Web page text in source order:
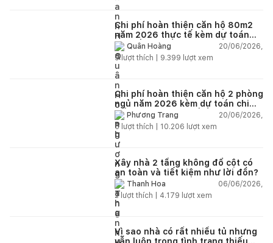
Chi phí hoàn thiện căn hộ 80m2
năm 2026 thực tế kèm dự toán
chi tiết từng hạng mục
Quân Hoàng
20/06/2026,
9lượt thích | 9.399 lượt xem
Chi phí hoàn thiện căn hộ 2 phòng
ngủ năm 2026 kèm dự toán chi
tiết và ví dụ thực tế
Phương Trang
20/06/2026,
5 lượt thích | 10.206 lượt xem
Xây nhà 2 tầng không đổ cột có
an toàn và tiết kiệm như lời đồn?
Thanh Hoa
06/06/2026,
2lượt thích | 4.179 lượt xem
Vì sao nhà có rất nhiều tủ nhưng